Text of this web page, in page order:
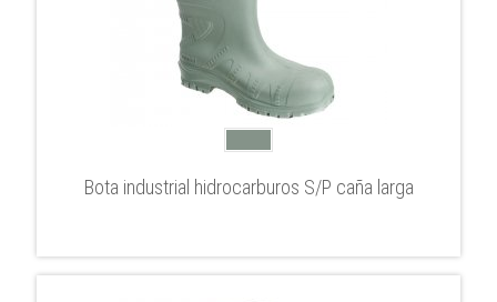
Bota industrial hidrocarburos S/P caña larga